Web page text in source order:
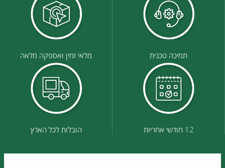
תמיכה טכנית מלאי זמין ואספקה מלאה
12 חודשי אחריות הובלות לכל הארץ